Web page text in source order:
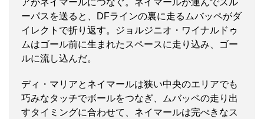
アがネイマールにつなぐ。ネイマールが運んでスル
ーパスを送ると、DFラインの裏に走るムバッペがダ
イレクトで折り返す。ジョルジニオ・ワイナルドゥ
ムはゴール前に生まれたスペースに走り込み、ゴー
ルに流し込んだ。
ディ・マリアとネイマールは狭い中央のエリアでも
巧みなタッチでボールをつなぎ、ムバッペの走り出
すタイミングに合わせて、ネイマールは完ぺきなス